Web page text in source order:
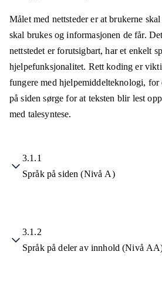
Målet med nettsteder er at brukerne
skal brukes og informasjonen de får.
nettstedet er forutsigbart, har et enkelt
hjelpefunksjonalitet. Rett koding er
fungere med hjelpemiddelteknologi, for
på siden sørge for at teksten blir lest
med talesyntese.
3.1.1
Språk på siden (Nivå A)
3.1.2
Språk på deler av innhold (Nivå